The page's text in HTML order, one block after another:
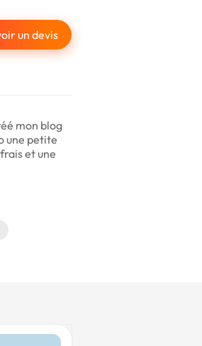
un devis
mon blog
une petite
et une